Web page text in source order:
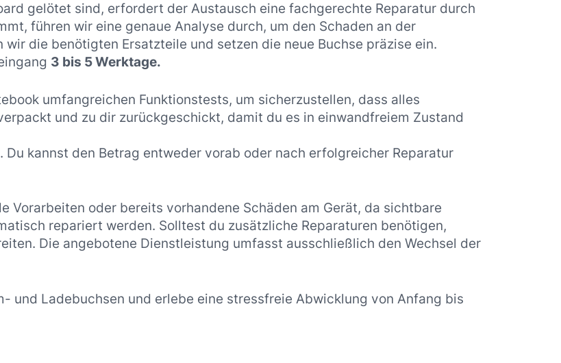
gelötet sind, erfordert der Austausch eine fachgerechte Reparatur durch
führen wir eine genaue Analyse durch, um den Schaden an der
die benötigten Ersatzteile und setzen die neue Buchse präzise ein.
3 bis 5 Werktage.
umfangreichen Funktionstests, um sicherzustellen, dass alles
und zu dir zurückgeschickt, damit du es in einwandfreiem Zustand
kannst den Betrag entweder vorab oder nach erfolgreicher Reparatur
Vorarbeiten oder bereits vorhandene Schäden am Gerät, da sichtbare
repariert werden. Solltest du zusätzliche Reparaturen benötigen,
Die angebotene Dienstleistung umfasst ausschließlich den Wechsel der
und Ladebuchsen und erlebe eine stressfreie Abwicklung von Anfang bis